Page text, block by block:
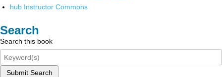
hub Instructor Commons
Search
Search this book
Submit Search